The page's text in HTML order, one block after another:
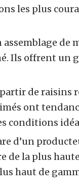
les plus
de
Ils offrent un
de raisins
ont
conditions
d’un
de la plus
haut de